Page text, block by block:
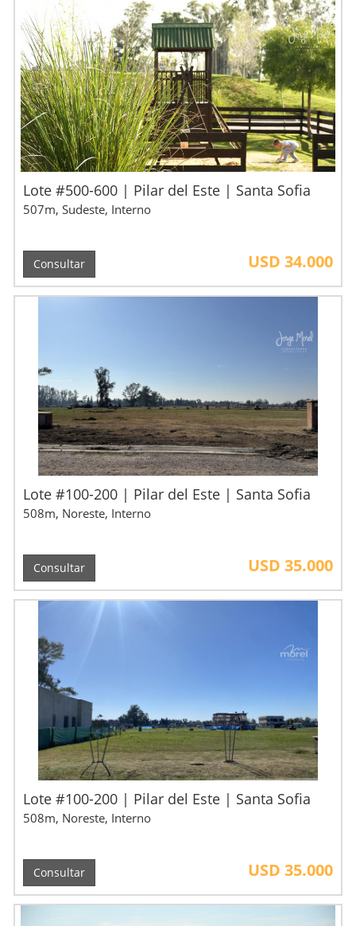
Lote #500-600 | Pilar del Este | Santa Sofia
507m, Sudeste, Interno
Consultar USD 34.000
Lote #100-200 | Pilar del Este | Santa Sofia
508m, Noreste, Interno
Consultar USD 35.000
Lote #100-200 | Pilar del Este | Santa Sofia
508m, Noreste, Interno
Consultar USD 35.000